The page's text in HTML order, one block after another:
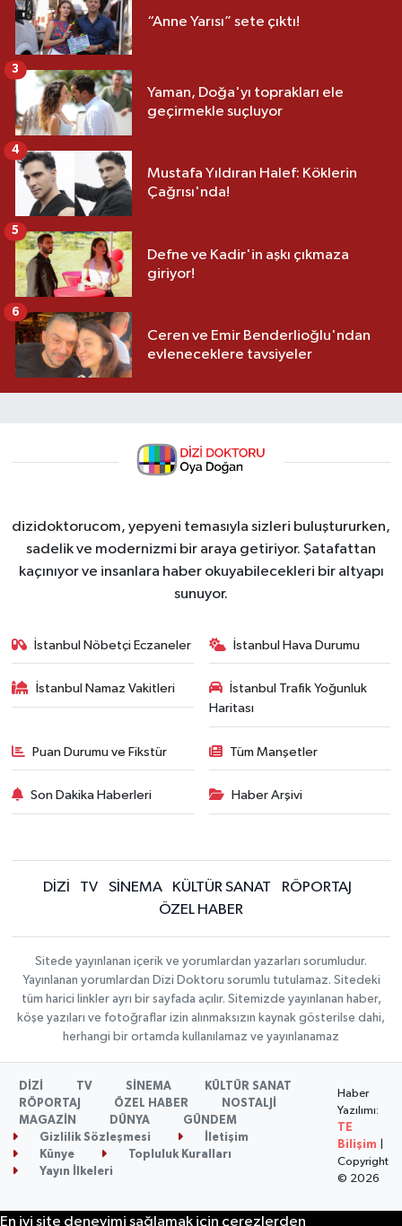
“Anne Yarısı” sete çıktı!
Yaman, Doğa'yı toprakları ele
geçirmekle suçluyor
3
Mustafa Yıldıran Halef: Köklerin
Çağrısı'nda!
4
Defne ve Kadir'in aşkı çıkmaza
giriyor!
5
Ceren ve Emir Benderlioğlu'ndan
evleneceklere tavsiyeler
6
dizidoktorucom, yepyeni temasıyla sizleri buluştururken,
sadelik ve modernizmi bir araya getiriyor. Şatafattan
kaçınıyor ve insanlara haber okuyabilecekleri bir altyapı
sunuyor.
İstanbul Nöbetçi Eczaneler İstanbul Hava Durumu
İstanbul Namaz Vakitleri
İstanbul Trafik Yoğunluk
Haritası
Puan Durumu ve Fikstür Tüm Manşetler
Son Dakika Haberleri Haber Arşivi
DİZİ TV SİNEMA KÜLTÜR SANAT
RÖPORTAJ
ÖZEL HABER
Sitede yayınlanan içerik ve yorumlardan yazarları sorumludur.
Yayınlanan yorumlardan Dizi Doktoru sorumlu tutulamaz. Sitedeki
tüm harici linkler ayrı bir sayfada açılır. Sitemizde yayınlanan haber,
köşe yazıları ve fotoğraflar izin alınmaksızın kaynak gösterilse dahi,
herhangi bir ortamda kullanılamaz ve yayınlanamaz
DİZİ TV SİNEMA
KÜLTÜR SANAT
RÖPORTAJ
ÖZEL HABER
NOSTALJİ
MAGAZİN
DÜNYA
GÜNDEM
Gizlilik Sözleşmesi
İletişim
Künye
Topluluk Kuralları
Yayın İlkeleri
Haber
Yazılımı:
TE
Bilişim
Copyright
© 2026
En iyi site deneyimi sağlamak için çerezlerden